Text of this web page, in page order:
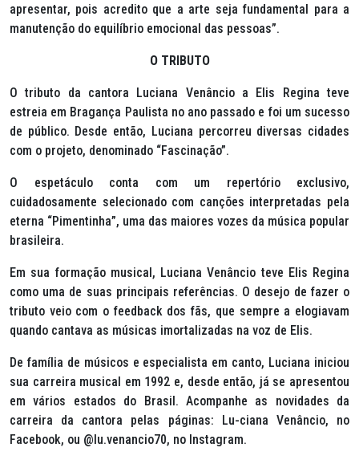
apresentar, pois acredito que a arte seja fundamental para a
manutenção do equilíbrio emocional das pessoas”.
O TRIBUTO
O tributo da cantora Luciana Venâncio a Elis Regina teve
estreia em Bragança Paulista no ano passado e foi um sucesso
de público. Desde então, Luciana percorreu diversas cidades
com o projeto, denominado “Fascinação”.
O espetáculo conta com um repertório exclusivo,
cuidadosamente selecionado com canções interpretadas pela
eterna “Pimentinha”, uma das maiores vozes da música popular
brasileira.
Em sua formação musical, Luciana Venâncio teve Elis Regina
como uma de suas principais referências. O desejo de fazer o
tributo veio com o feedback dos fãs, que sempre a elogiavam
quando cantava as músicas imortalizadas na voz de Elis.
De família de músicos e especialista em canto, Luciana iniciou
sua carreira musical em 1992 e, desde então, já se apresentou
em vários estados do Brasil. Acompanhe as novidades da
carreira da cantora pelas páginas: Lu-ciana Venâncio, no
Facebook, ou @lu.venancio70, no Instagram.